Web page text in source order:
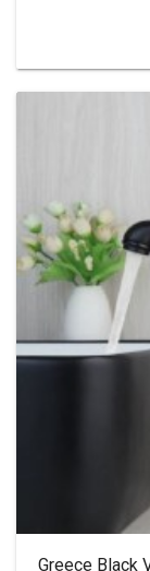
Greece Black